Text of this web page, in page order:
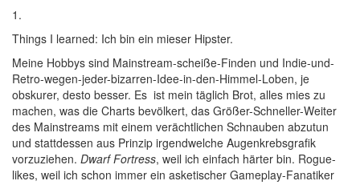
1.
Things I learned: Ich bin ein mieser Hipster.
Meine Hobbys sind Mainstream-scheiße-Finden und Indie-und-
Retro-wegen-jeder-bizarren-Idee-in-den-Himmel-Loben, je
obskurer, desto besser. Es ist mein täglich Brot, alles mies zu
machen, was die Charts bevölkert, das Größer-Schneller-Weiter
des Mainstreams mit einem verächtlichen Schnauben abzutun
und stattdessen aus Prinzip irgendwelche Augenkrebsgrafik
vorzuziehen. Dwarf Fortress, weil ich einfach härter bin. Rogue-
likes, weil ich schon immer ein asketischer Gameplay-Fanatiker